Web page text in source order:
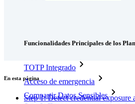
Funcionalidades Principales de los
TOTP Integrado
Acceso de emergencia
Compartir Datos Sensibles
En esta página
Step 1: Detect credential exposure